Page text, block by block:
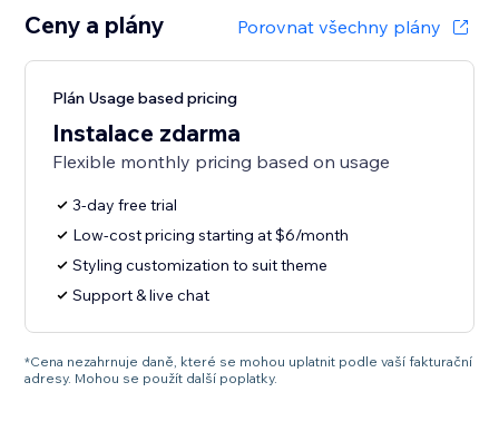
Ceny a plány Porovnat všechny plány
Plán Usage based pricing
Instalace zdarma
Flexible monthly pricing based on usage
3-day free trial
Low-cost pricing starting at $6/month
Styling customization to suit theme
Support & live chat
*Cena nezahrnuje daně, které se mohou uplatnit podle vaší fakturační
adresy. Mohou se použít další poplatky.